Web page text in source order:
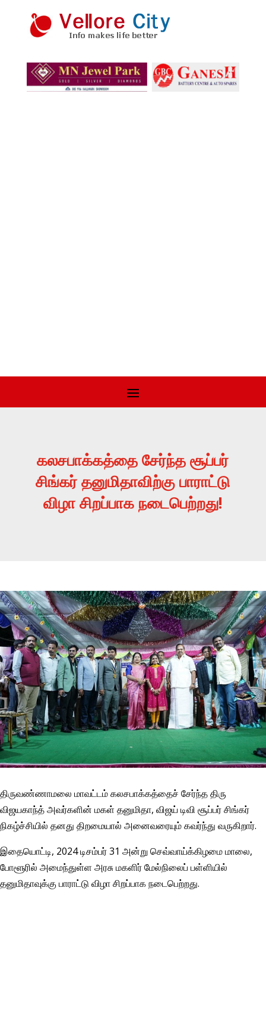
கலசபாக்கத்தை சேர்ந்த சூப்பர்
சிங்கர் தனுமிதாவிற்கு பாராட்டு
விழா சிறப்பாக நடைபெற்றது!
திருவண்ணாமலை மாவட்டம் கலசபாக்கத்தைச் சேர்ந்த திரு
விஜயகாந்த் அவர்களின் மகள் தனுமிதா, விஜய் டிவி சூப்பர் சிங்கர்
நிகழ்ச்சியில் தனது திறமையால் அனைவரையும் கவர்ந்து வருகிறார்.
இதையொட்டி, 2024 டிசம்பர் 31 அன்று செவ்வாய்க்கிழமை மாலை,
போளூரில் அமைந்துள்ள அரசு மகளிர் மேல்நிலைப் பள்ளியில்
தனுமிதாவுக்கு பாராட்டு விழா சிறப்பாக நடைபெற்றது.